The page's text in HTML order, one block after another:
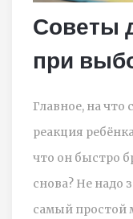
Советы
при
Главное, на
реакция
что он быстро
снова? Не надо
самый простой